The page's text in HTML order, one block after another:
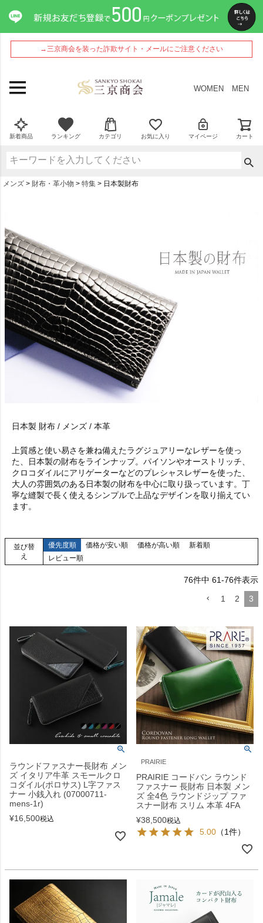
→三京商会を装った詐欺サイト・メールにご注意ください
WOMEN MEN
新着商品 ランキング カテゴリ お気に入り マイページ カート
メンズ 財布・革小物 特集 日本製財布
日本製 財布 / メンズ / 本革
上質感と使い易さを兼ね備えたラグジュアリーなレザーを使っ
た、日本製の財布をラインナップ。パイソンやオーストリッチ、
クロコダイルにアリゲーターなどのプレシャスレザーを使った、
大人の雰囲気のある日本製の財布を中心に取り扱っています。丁
寧な縫製で長く使えるシンプルで上品なデザインを取り揃えてい
ます。
並び替
え
優先度順 価格が安い順 価格が高い順
新着順
レビュー順
76件中 61-76件表示
1
2 3
ラウンドファスナー長財布 メン
ズ イタリア牛革 スモールクロ
コダイル(ポロサス) L字ファス
ナー 小銭入れ (07000711-
mens-1r)
¥16,500税込
PRAIRIE
PRAIRIE コードバン ラウンド
ファスナー 長財布 日本製 メン
ズ 全4色 ラウンドジップ ファ
スナー財布 スリム 本革 4FA
¥38,500税込
5.00 （1件）